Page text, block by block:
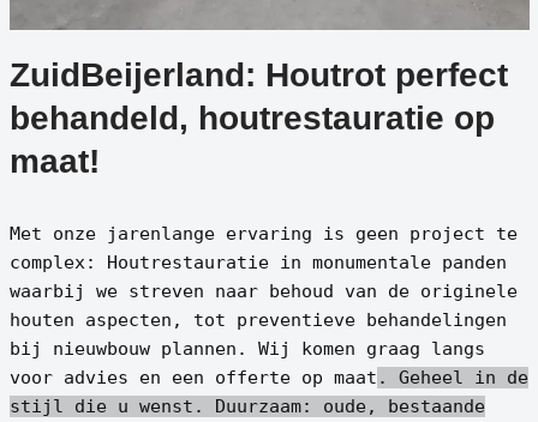
ZuidBeijerland: Houtrot perfect
behandeld, houtrestauratie op
maat!
Met onze jarenlange ervaring is geen project te
complex: Houtrestauratie in monumentale panden
waarbij we streven naar behoud van de originele
houten aspecten, tot preventieve behandelingen
bij nieuwbouw plannen. Wij komen graag langs
voor advies en een offerte op maat . Geheel in de
stijl die u wenst. Duurzaam: oude, bestaande